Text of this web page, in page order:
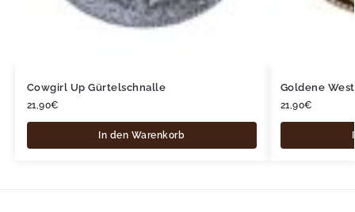
Cowgirl Up Gürtelschnalle
21,90€
In den Warenkorb
Goldene
21,90€